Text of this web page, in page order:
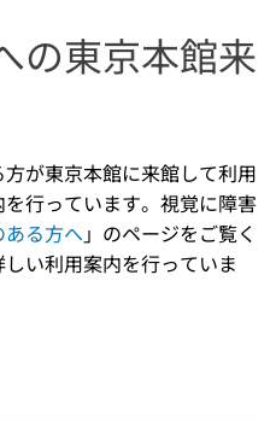
の東京本館来
が東京本館に来館して利用
行っています。視覚に障害
る方へ 」のページをご覧く
い利用案内を行っていま